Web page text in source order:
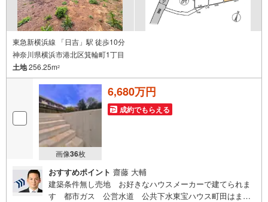
東急新横浜線 「日吉」駅 徒歩10分
神奈川県横浜市港北区箕輪町1丁目
土地256.25m2
画像36枚
6,680万円
成約でもらえる
おすすめポイント 齋藤 大輔
建築条件無し売地 お好きなハウスメーカーで建てられま
す 都市ガス 公営水道 公共下水東宝ハウス町田はま